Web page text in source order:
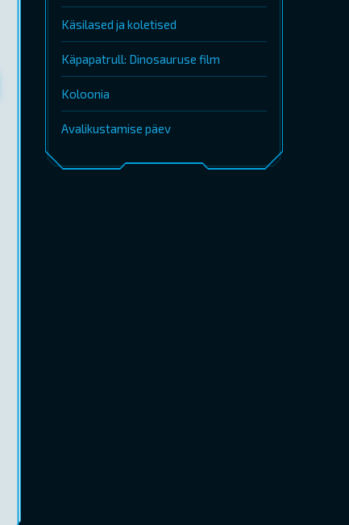
Käsilased ja koletised
Käpapatrull: Dinosauruse film
Koloonia
Avalikustamise päev